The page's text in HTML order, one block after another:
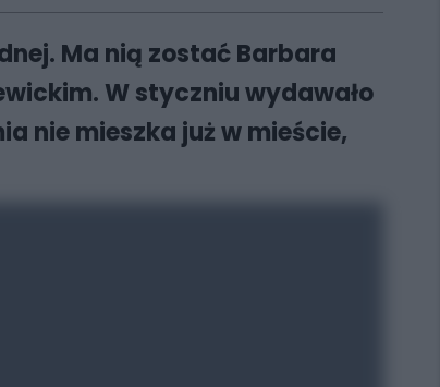
Ma nią zostać Barbara
W styczniu wydawało
nie mieszka już w mieście,